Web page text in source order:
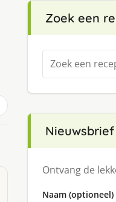
Zoek een
Zoeken
naar:
Nieuwsbrief
Ontvang de
Naam (optioneel)